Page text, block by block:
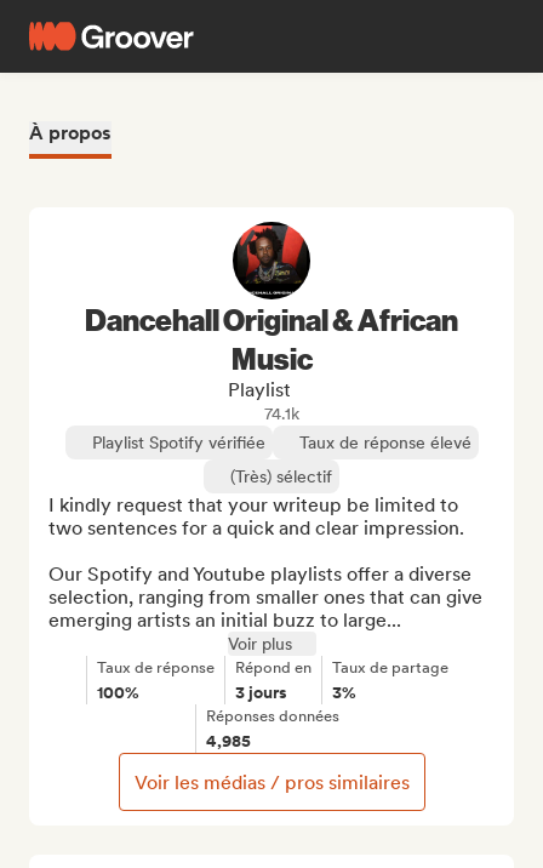
À propos
Dancehall Original & African
Music
Playlist
74.1k
Playlist Spotify vérifiée
Taux de réponse élevé
(Très) sélectif
I kindly request that your writeup be limited to
two sentences for a quick and clear impression.
Our Spotify and Youtube playlists offer a diverse
selection, ranging from smaller ones that can give
emerging artists an initial buzz to large...
Voir plus
Taux de réponse
100%
Répond en
3 jours
Taux de partage
3%
Réponses données
4,985
Voir les médias / pros similaires